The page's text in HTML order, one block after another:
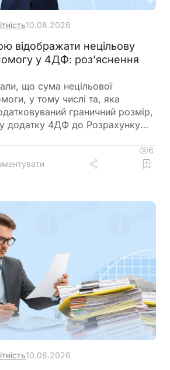
10.08.2026
відображати нецільову
у 4ДФ: роз’яснення
що сума нецільової
у тому числі та, яка
граничний розмір,
додатку 4ДФ до Розрахунку
«169»
6
10.08.2026